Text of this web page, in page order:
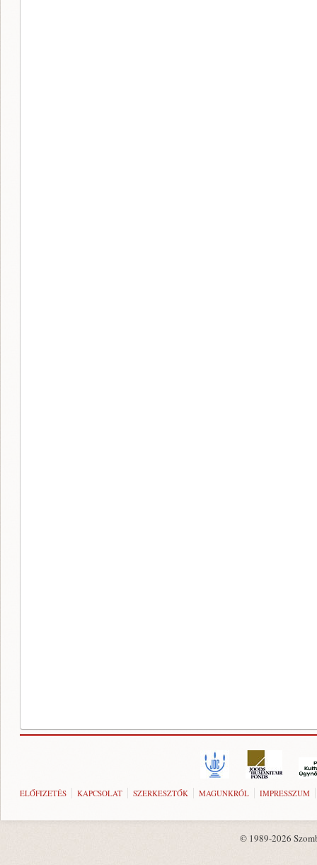
ELŐFIZETÉS KAPCSOLAT SZERKESZTŐK MAGUNKRÓL IMPRESSZUM
© 1989-2026